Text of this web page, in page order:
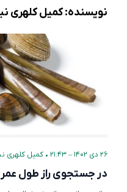
نویسنده:کمیل کلهری
۲۶ دی ۱۴۰۲ – ۲۱:۴۳ • کمیل کلهری
در جستجوی راز طول عمر